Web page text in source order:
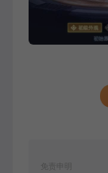
免责申明